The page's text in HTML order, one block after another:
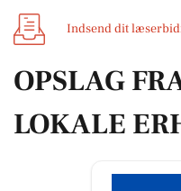
Indsend dit
OPSLAG
LOKALE